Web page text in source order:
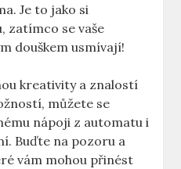
Je to jako si
zatímco se vaše
douškem usmívají!
kreativity a znalostí
můžete se
nápoji z automatu i
Buďte na pozoru a
vám mohou přinést